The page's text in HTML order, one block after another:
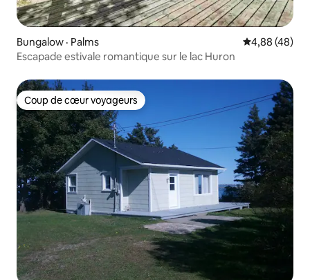
Bungalow · Palms Note
4,88 (48)
Escapade estivale romantique sur le lac Huron
Coup de cœur voyageurs
Coup de cœur voyageurs